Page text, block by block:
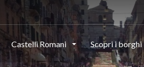
Castelli Romani Scopri i borghi